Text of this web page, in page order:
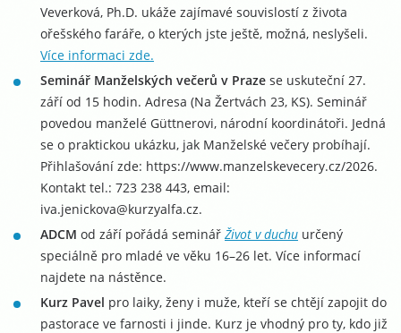
Veverková, Ph.D. ukáže zajímavé souvislostí z života
ořešského faráře, o kterých jste ještě, možná, neslyšeli.
Více informaci zde.
Seminář Manželských večerů v Praze se uskuteční 27.
září od 15 hodin. Adresa (Na Žertvách 23, KS). Seminář
povedou manželé Güttnerovi, národní koordinátoři. Jedná
se o praktickou ukázku, jak Manželské večery probíhají.
Přihlašování zde: https://www.manzelskevecery.cz/2026.
Kontakt tel.: 723 238 443, email:
iva.jenickova@kurzyalfa.cz.
ADCM od září pořádá seminář Život v duchu určený
speciálně pro mladé ve věku 16–26 let. Více informací
najdete na nástěnce.
Kurz Pavel pro laiky, ženy i muže, kteří se chtějí zapojit do
pastorace ve farnosti i jinde. Kurz je vhodný pro ty, kdo již